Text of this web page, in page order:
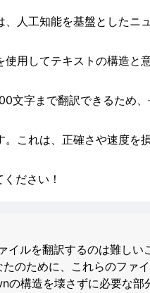
人工知能を基盤としたニ
用してテキストの構造と
文字まで翻訳できるため
これは、正確さや速度を
ださい！
ルを翻訳するのは難しい
のために、これらのファ
構造を壊さずに必要な部